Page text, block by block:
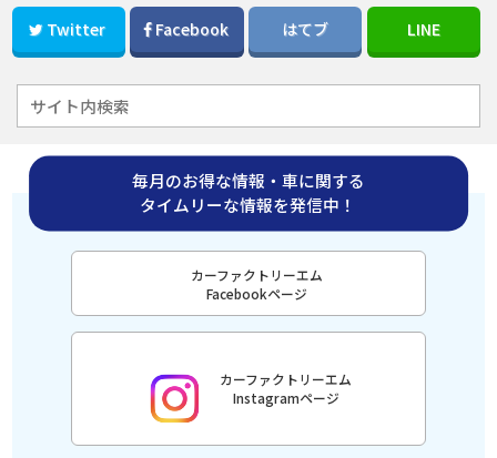
Twitter Facebook はてブ LINE
毎月のお得な情報・車に関する
タイムリーな情報を発信中！
カーファクトリーエム
Facebookページ
カーファクトリーエム
Instagramページ